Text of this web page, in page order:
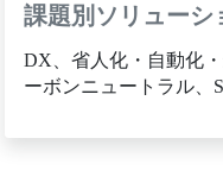
課題別ソリューシ
DX、省人化・自動化
ーボンニュートラル、